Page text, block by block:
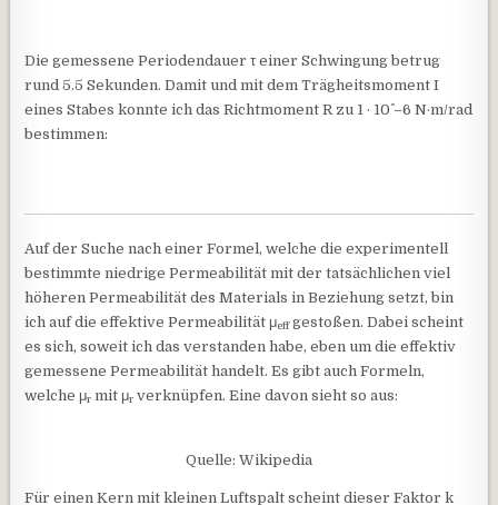
Die gemessene Periodendauer τ einer Schwingung betrug
rund 5.5 Sekunden. Damit und mit dem Trägheitsmoment I
eines Stabes konnte ich das Richtmoment R zu 1 · 10^ –6 N·m/rad
bestimmen:
Auf der Suche nach einer Formel, welche die experimentell
bestimmte niedrige Permeabilität mit der tatsächlichen viel
höheren Permeabilität des Materials in Beziehung setzt, bin
ich auf die effektive Permeabilität μeffgestoßen. Dabei scheint
es sich, soweit ich das verstanden habe, eben um die effektiv
gemessene Permeabilität handelt. Es gibt auch Formeln,
welche μr mit μr verknüpfen. Eine davon sieht so aus:
Quelle: Wikipedia
Für einen Kern mit kleinen Luftspalt scheint dieser Faktor k